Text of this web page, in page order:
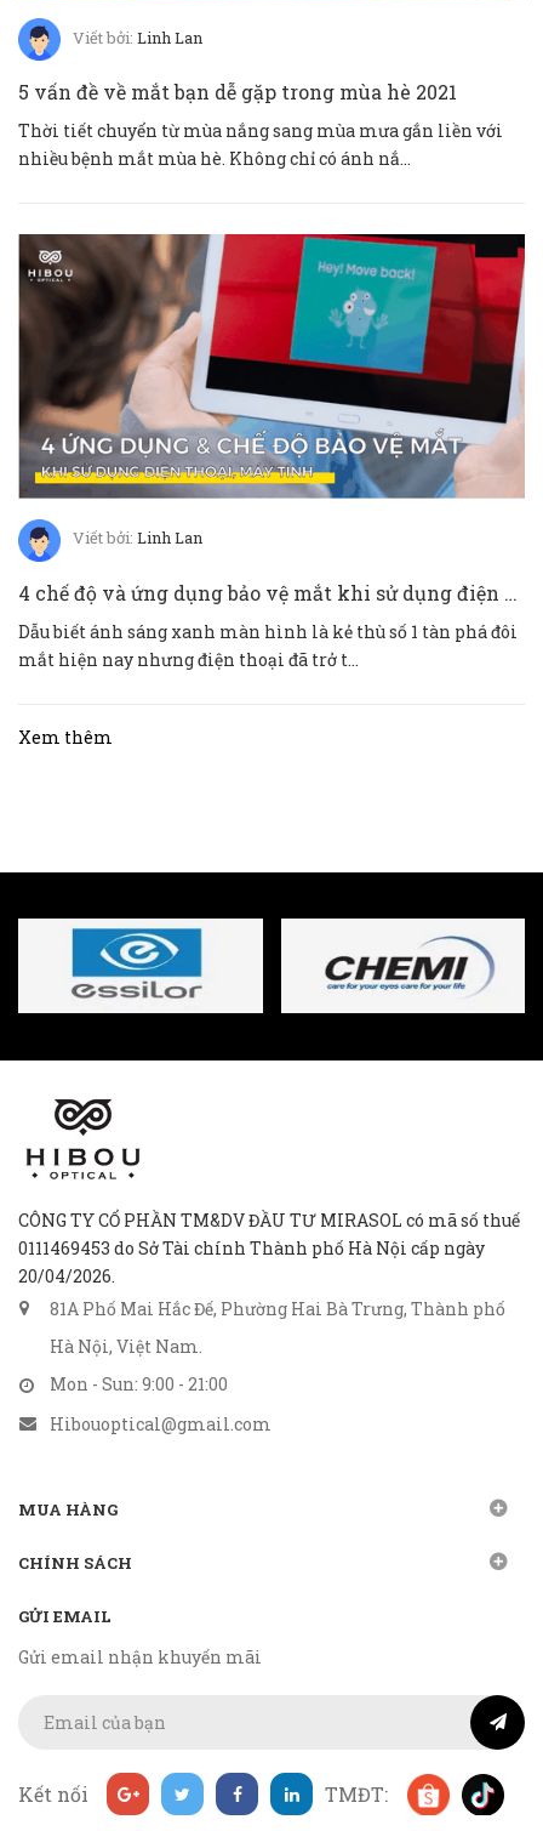
Viết bởi: Linh Lan
5 vấn đề về mắt bạn dễ gặp trong mùa hè 2021
Thời tiết chuyển từ mùa nắng sang mùa mưa gắn liền với
nhiều bệnh mắt mùa hè. Không chỉ có ánh nắ...
Viết bởi: Linh Lan
4 chế độ và ứng dụng bảo vệ mắt khi sử dụng điện thoại IOS và ANDROID
Dẫu biết ánh sáng xanh màn hình là kẻ thù số 1 tàn phá đôi
mắt hiện nay nhưng điện thoại đã trở t...
Xem thêm
CÔNG TY CỔ PHẦN TM&DV ĐẦU TƯ MIRASOL có mã số thuế
0111469453 do Sở Tài chính Thành phố Hà Nội cấp ngày
20/04/2026.
81A Phố Mai Hắc Đế, Phường Hai Bà Trưng, Thành phố
Hà Nội, Việt Nam.
Mon - Sun: 9:00 - 21:00
Hibouoptical@gmail.com
MUA HÀNG
CHÍNH SÁCH
GỬI EMAIL
Gửi email nhận khuyến mãi
Kết nối TMĐT: